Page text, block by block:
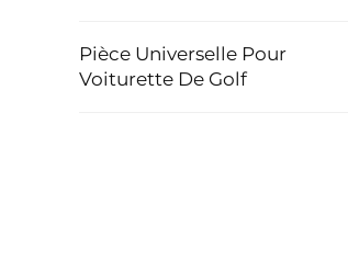
Pièce Universelle Pour
Voiturette De Golf